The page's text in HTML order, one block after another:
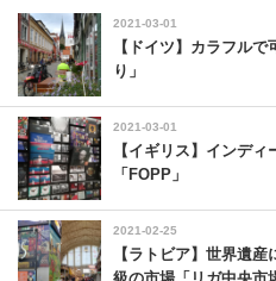
2021-03-01
【ドイツ】カラフル
り」
2021-03-01
【イギリス】インデ
「FOPP」
2021-02-25
【ラトビア】世界遺